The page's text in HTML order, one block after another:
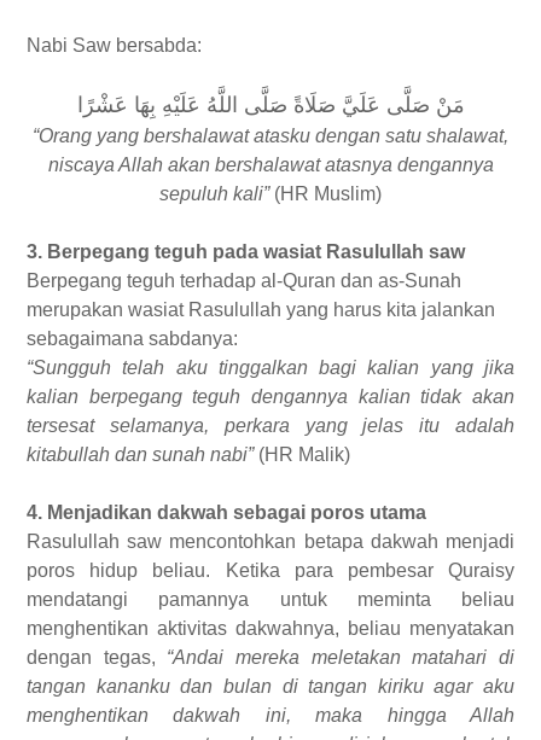
Nabi Saw bersabda:
مَنْ صَلَّى عَلَيَّ صَلَاةً صَلَّى اللَّهُ عَلَيْهِ بِهَا عَشْرًا
“Orang yang bershalawat atasku dengan satu shalawat,
niscaya Allah akan bershalawat atasnya dengannya
sepuluh kali”(HR Muslim)
3. Berpegang teguh pada wasiat Rasulullah saw
Berpegang teguh terhadap al-Quran dan as-Sunah
merupakan wasiat Rasulullah yang harus kita jalankan
sebagaimana sabdanya:
“Sungguh telah aku tinggalkan bagi kalian yang jika
kalian berpegang teguh dengannya kalian tidak akan
tersesat selamanya, perkara yang jelas itu adalah
kitabullah dan sunah nabi”(HR Malik)
4. Menjadikan dakwah sebagai poros utama
Rasulullah saw mencontohkan betapa dakwah menjadi
poros hidup beliau. Ketika para pembesar Quraisy
mendatangi pamannya untuk meminta beliau
menghentikan aktivitas dakwahnya, beliau menyatakan
dengan tegas, “Andai mereka meletakan matahari di
tangan kananku dan bulan di tangan kiriku agar aku
menghentikan dakwah ini, maka hingga Allah